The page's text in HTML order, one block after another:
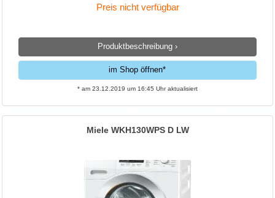
Preis nicht verfügbar
Produktbeschreibung ›
im Shop öffnen*
* am 23.12.2019 um 16:45 Uhr aktualisiert
Miele WKH130WPS D LW